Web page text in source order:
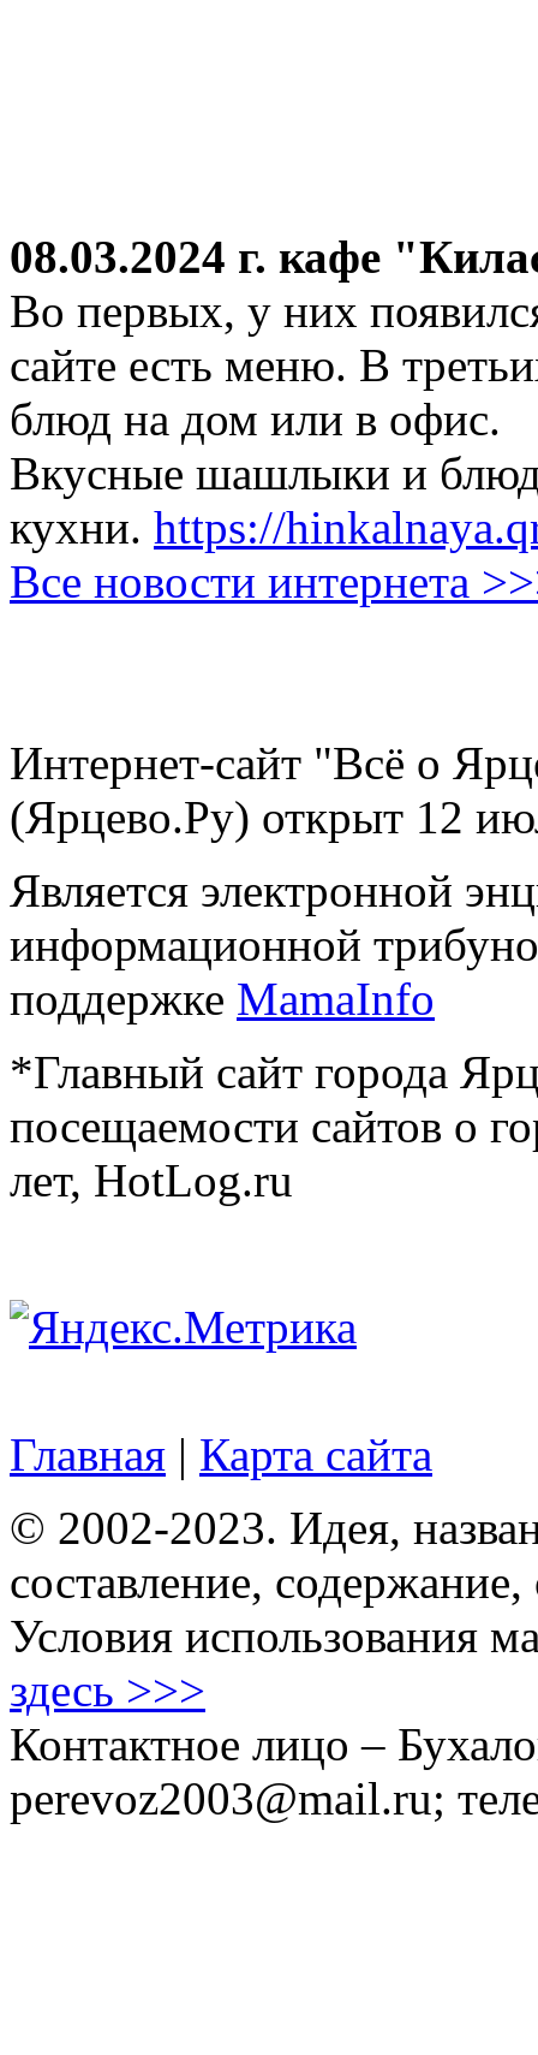
08.03.2024 г. кафе
Во первых, у них
сайте есть меню. В
блюд на дом или в офис.
Вкусные шашлыки и
кухни. https://
Все новости интернета
Интернет-сайт "Всё о
(Ярцево.Ру) открыт 12
Является электронной
информационной
поддержке MamaInfo
*Главный сайт города
посещаемости сайтов о
лет, HotLog.ru
Главная | Карта сайта
© 2002-2023. Идея,
составление,
Условия использования
здесь >>>
Контактное лицо –
perevoz2003@mail.ru;